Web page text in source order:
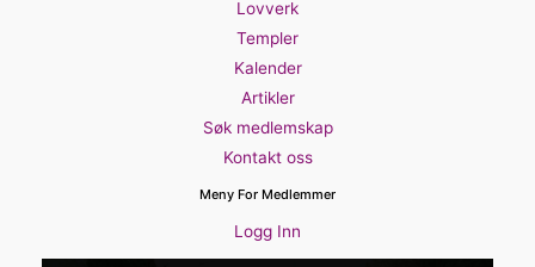
Lovverk
Templer
Kalender
Artikler
Søk medlemskap
Kontakt oss
Meny For Medlemmer
Logg Inn